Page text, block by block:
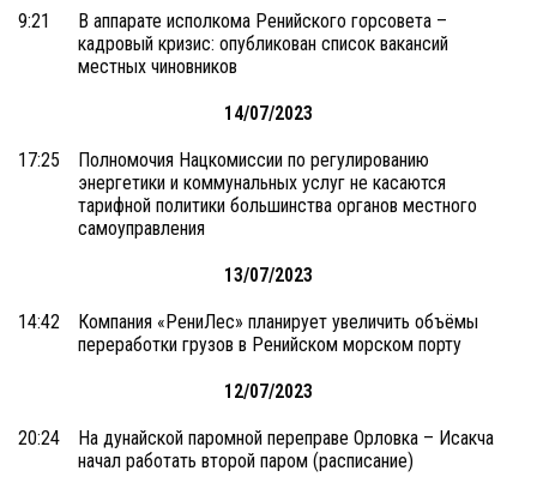
9:21
В аппарате исполкома Ренийского горсовета –
кадровый кризис: опубликован список вакансий
местных чиновников
14/07/2023
17:25
Полномочия Нацкомиссии по регулированию
энергетики и коммунальных услуг не касаются
тарифной политики большинства органов местного
самоуправления
13/07/2023
14:42
Компания «РениЛес» планирует увеличить объёмы
переработки грузов в Ренийском морском порту
12/07/2023
20:24
На дунайской паромной переправе Орловка – Исакча
начал работать второй паром (расписание)